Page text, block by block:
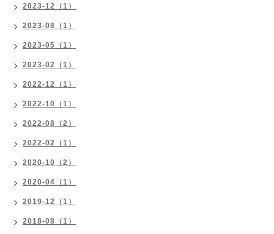
2023-12（1）
2023-08（1）
2023-05（1）
2023-02（1）
2022-12（1）
2022-10（1）
2022-08（2）
2022-02（1）
2020-10（2）
2020-04（1）
2019-12（1）
2018-08（1）